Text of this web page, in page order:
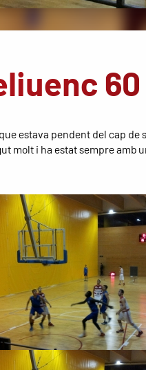
60
estava pendent del cap
molt i ha estat sempre amb